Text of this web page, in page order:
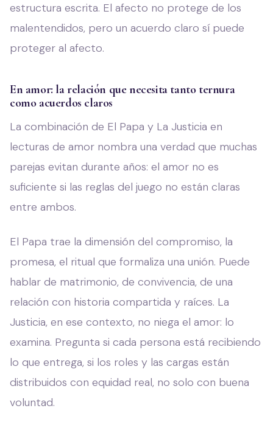
estructura escrita. El afecto no protege de los
malentendidos, pero un acuerdo claro sí puede
proteger al afecto.
En amor: la relación que necesita tanto ternura
como acuerdos claros
La combinación de El Papa y La Justicia en
lecturas de amor nombra una verdad que muchas
parejas evitan durante años: el amor no es
suficiente si las reglas del juego no están claras
entre ambos.
El Papa trae la dimensión del compromiso, la
promesa, el ritual que formaliza una unión. Puede
hablar de matrimonio, de convivencia, de una
relación con historia compartida y raíces. La
Justicia, en ese contexto, no niega el amor: lo
examina. Pregunta si cada persona está recibiendo
lo que entrega, si los roles y las cargas están
distribuidos con equidad real, no solo con buena
voluntad.